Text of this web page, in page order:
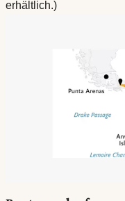
erhältlich.)